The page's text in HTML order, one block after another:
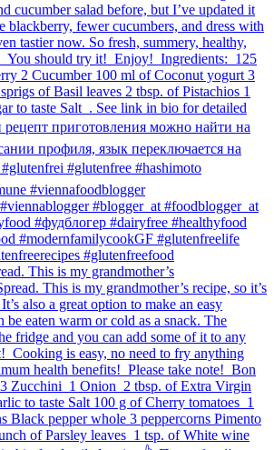
This is my grandmother’s